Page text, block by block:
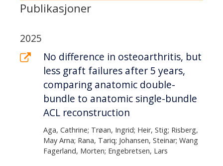
Publikasjoner
2025
No difference in osteoarthritis, but
less graft failures after 5 years,
comparing anatomic double-
bundle to anatomic single-bundle
ACL reconstruction
Aga, Cathrine; Trøan, Ingrid; Heir, Stig; Risberg,
May Arna; Rana, Tariq; Johansen, Steinar; Wang
Fagerland, Morten; Engebretsen, Lars